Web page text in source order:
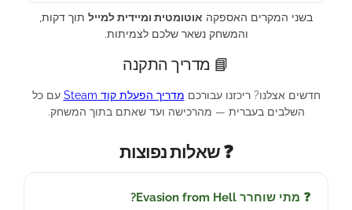
בשני המקרים האספקה אוטומטית ומיידית למייל תוך דקות,
והמשחק נשאר שלכם לצמיתות.
📘 מדריך התקנה
חדשים אצלנו? ריכזנו עבורכם מדריך הפעלת קוד Steam
עם כל
השלבים בעברית — מהרכישה ועד שאתם בתוך המשחק.
❓ שאלות נפוצות
❓ מתי שוחרר Evasion from Hell?